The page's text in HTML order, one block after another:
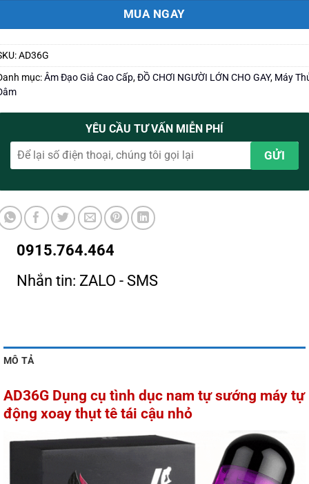
MUA NGAY
AD36G
mục:Âm Đạo Giả Cao Cấp,ĐỒ CHƠI NGƯỜI LỚN CHO GAY, Máy
YÊU CẦU TƯ VẤN MIỄN PHÍ
0915.764.464
Nhắn tin: ZALO - SMS
MÔ TẢ
AD36G Dụng cụ tình dục nam tự sướng máy tự
động xoay thụt tê tái cậu nhỏ